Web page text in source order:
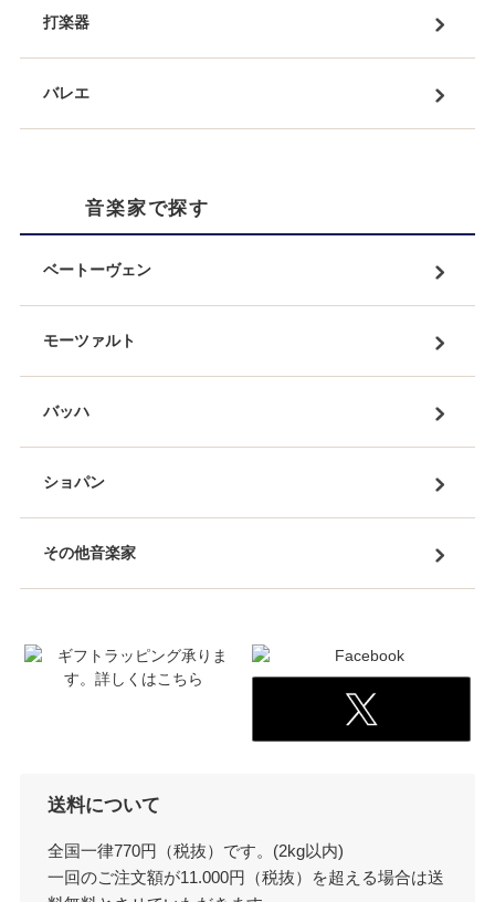
打楽器
バレエ
音楽家で探す
ベートーヴェン
モーツァルト
バッハ
ショパン
その他音楽家
送料について
全国一律770円（税抜）です。(2kg以内)
一回のご注文額が11.000円（税抜）を超える場合は送